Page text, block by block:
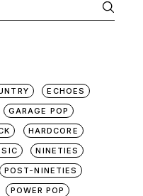
ECHOES
GARAGE POP
HARDCORE
NINETIES
POST-NINETIES
POWER POP